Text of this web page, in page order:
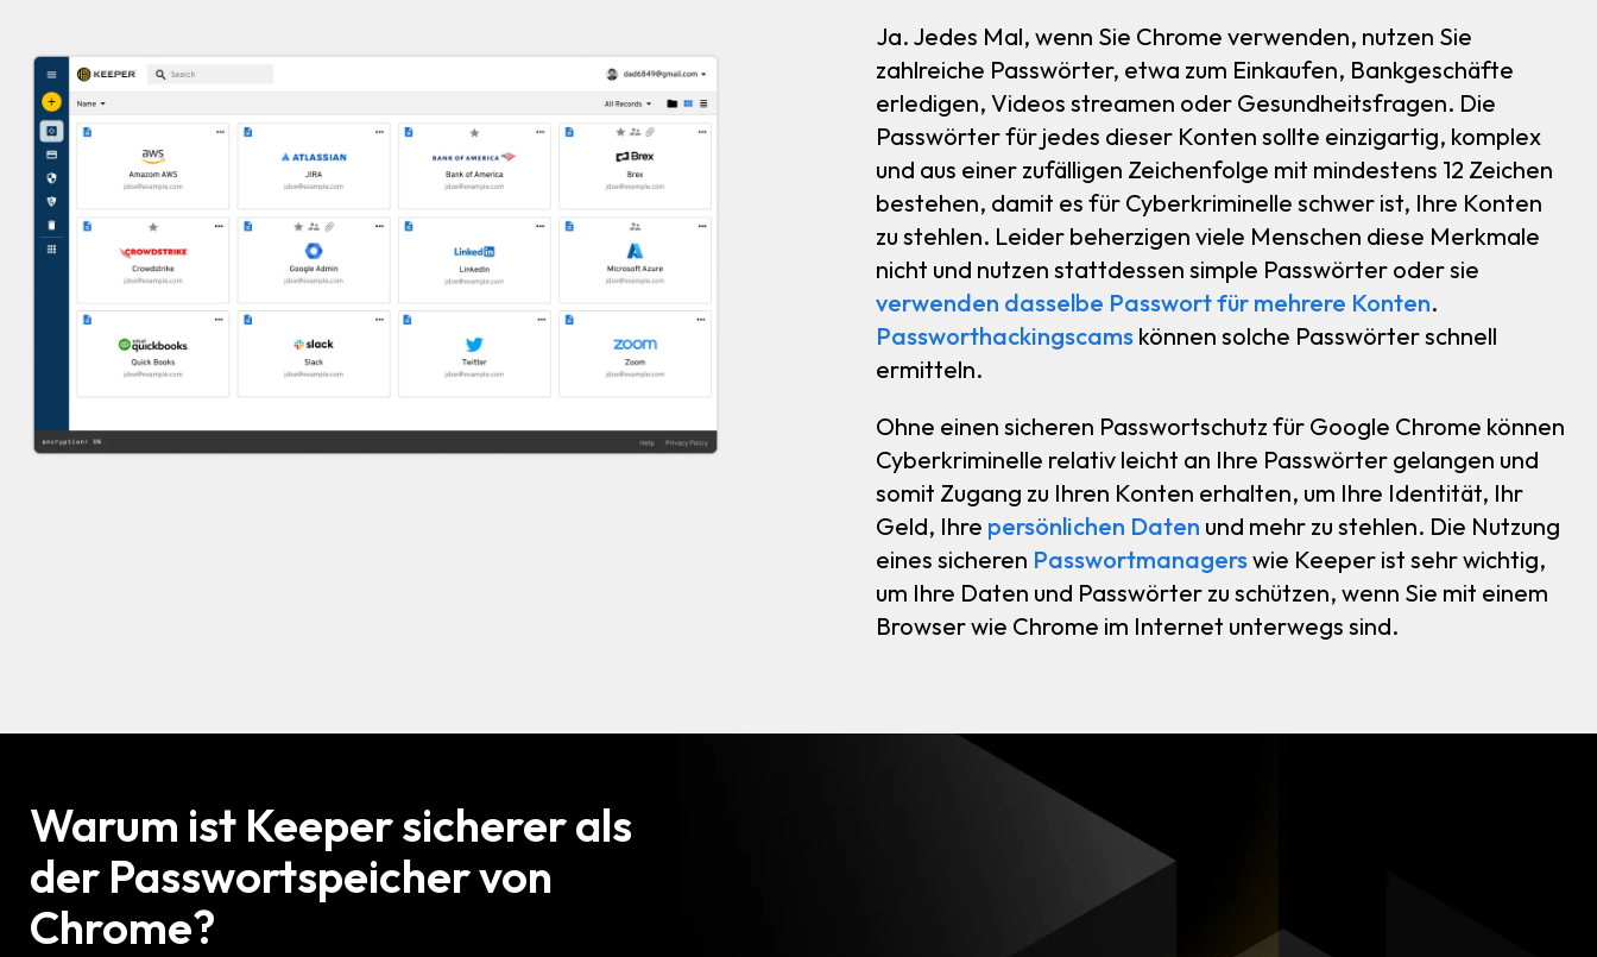
Ja. Jedes Mal, wenn Sie Chrome verwenden, nutzen Sie
zahlreiche Passwörter, etwa zum Einkaufen, Bankgeschäfte
erledigen, Videos streamen oder Gesundheitsfragen. Die
Passwörter für jedes dieser Konten sollte einzigartig, komplex
und aus einer zufälligen Zeichenfolge mit mindestens 12 Zeichen
bestehen, damit es für Cyberkriminelle schwer ist, Ihre Konten
zu stehlen. Leider beherzigen viele Menschen diese Merkmale
nicht und nutzen stattdessen simple Passwörter oder sie
verwenden dasselbe Passwort für mehrere Konten.
Passworthackingscamskönnen solche Passwörter schnell
ermitteln.
Ohne einen sicheren Passwortschutz für Google Chrome können
Cyberkriminelle relativ leicht an Ihre Passwörter gelangen und
somit Zugang zu Ihren Konten erhalten, um Ihre Identität, Ihr
Geld, Ihre persönlichen Daten und mehr zu stehlen. Die Nutzung
eines sicheren Passwortmanagerswie Keeper ist sehr wichtig,
um Ihre Daten und Passwörter zu schützen, wenn Sie mit einem
Browser wie Chrome im Internet unterwegs sind.
Warum ist Keeper sicherer als
der Passwortspeicher von
Chrome?